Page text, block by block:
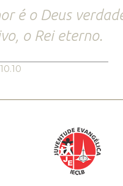
é o Deus
o Rei eterno.